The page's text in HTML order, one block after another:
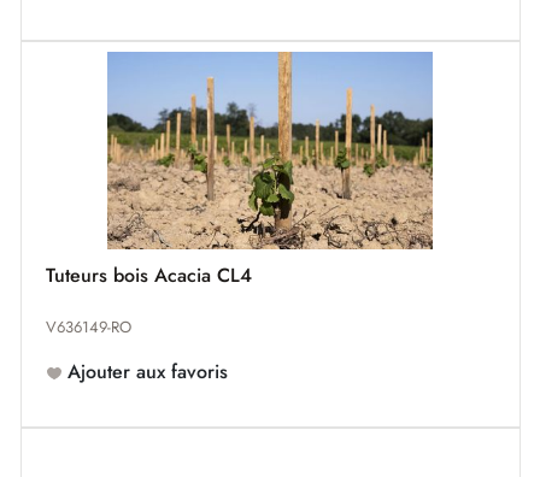
Tuteurs bois Acacia CL4
V636149-RO
Ajouter aux favoris